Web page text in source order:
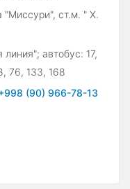
"Миссури", ст.м. " Х.
автобус: 17,
76, 133, 168
(90) 966-78-13